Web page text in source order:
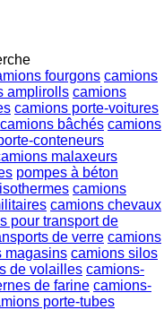
fourgons camions
amplirolls camions
camions porte-voitures
camions bâchés camions
conteneurs
malaxeurs
pompes à béton
camions
camions chevaux
pour transport de
de verre camions
magasins camions silos
de volailles camions-
de farine camions-
porte-tubes